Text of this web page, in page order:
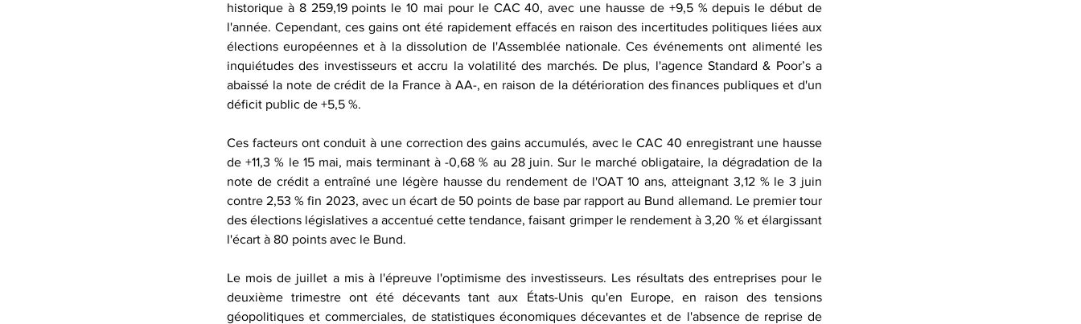
historique à 8 259,19 points le 10 mai pour le CAC 40, avec une hausse de +9,5 % depuis le début de
l'année. Cependant, ces gains ont été rapidement effacés en raison des incertitudes politiques liées aux
élections européennes et à la dissolution de l'Assemblée nationale. Ces événements ont alimenté les
inquiétudes des investisseurs et accru la volatilité des marchés. De plus, l'agence Standard & Poor’s a
abaissé la note de crédit de la France à AA-, en raison de la détérioration des finances publiques et d'un
déficit public de +5,5 %.
Ces facteurs ont conduit à une correction des gains accumulés, avec le CAC 40 enregistrant une hausse
de +11,3 % le 15 mai, mais terminant à -0,68 % au 28 juin. Sur le marché obligataire, la dégradation de la
note de crédit a entraîné une légère hausse du rendement de l'OAT 10 ans, atteignant 3,12 % le 3 juin
contre 2,53 % fin 2023, avec un écart de 50 points de base par rapport au Bund allemand. Le premier tour
des élections législatives a accentué cette tendance, faisant grimper le rendement à 3,20 % et élargissant
l'écart à 80 points avec le Bund.
Le mois de juillet a mis à l'épreuve l'optimisme des investisseurs. Les résultats des entreprises pour le
deuxième trimestre ont été décevants tant aux États-Unis qu'en Europe, en raison des tensions
géopolitiques et commerciales, de statistiques économiques décevantes et de l'absence de reprise de